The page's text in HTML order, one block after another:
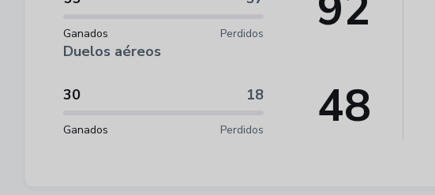
Ganados Perdidos
Duelos aéreos
30 18
Ganados Perdidos 48